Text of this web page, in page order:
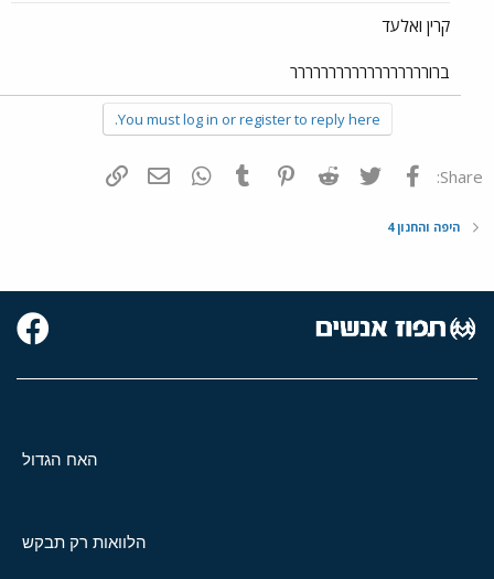
קרין ואלעד
ברורררררררררררררררררר
You must log in or register to reply here.
Share: פייסבוק Twitter
Reddit
Pinterest
Tumblr
WhatsAppדואר אלקטרוני
היפה והחנון 4
האח הגדול
הלוואות רק תבקש